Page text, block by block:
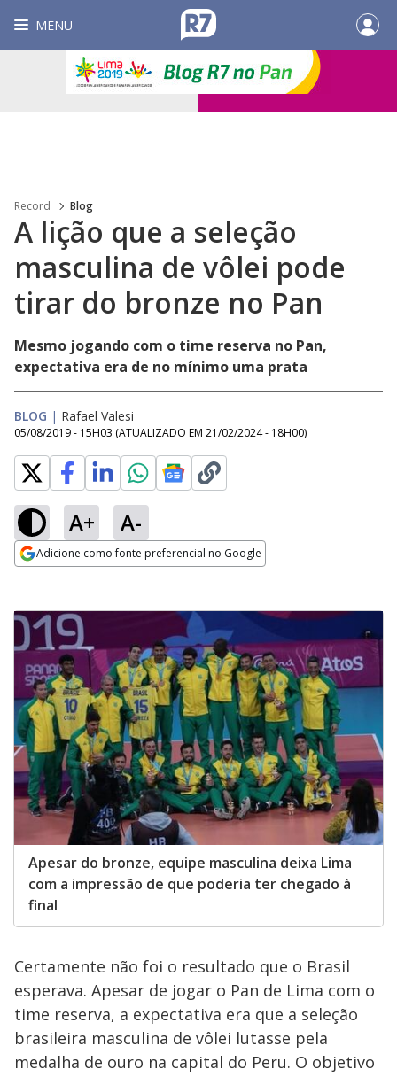
MENU
Record Blog
A lição que a seleção
masculina de vôlei pode
tirar do bronze no Pan
Mesmo jogando com o time reserva no Pan,
expectativa era de no mínimo uma prata
BLOG | Rafael Valesi
05/08/2019 - 15H03 (ATUALIZADO EM 21/02/2024 - 18H00)
A+ A-
Adicione como fonte preferencial no Google
Apesar do bronze, equipe masculina deixa Lima
com a impressão de que poderia ter chegado à
final
Certamente não foi o resultado que o Brasil
esperava. Apesar de jogar o Pan de Lima com o
time reserva, a expectativa era que a seleção
brasileira masculina de vôlei lutasse pela
medalha de ouro na capital do Peru. O objetivo